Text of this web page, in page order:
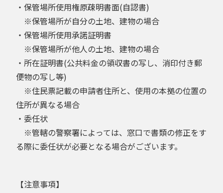
・保管場所使用権原疎明書面(自認書)
※保管場所が自分の土地、建物の場合
・保管場所使用承諾証明書
※保管場所が他人の土地、建物の場合
・所在証明書(公共料金の領収書の写し、消印付き郵
便物の写し等)
※住民票記載の申請者住所と、使用の本拠の位置の
住所が異なる場合
・委任状
※管轄の警察署によっては、窓口で書類の修正をす
る際に委任状が必要となる場合がございます。
【注意事項】